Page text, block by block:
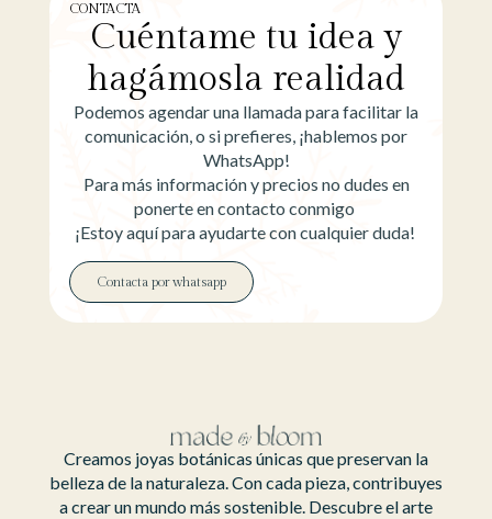
CONTACTA
Cuéntame tu idea y
hagámosla realidad
Podemos agendar una llamada para facilitar la
comunicación, o si prefieres, ¡hablemos por
WhatsApp!
Para más información y precios no dudes en
ponerte en contacto conmigo
¡Estoy aquí para ayudarte con cualquier duda!
Contacta por whatsapp
Creamos joyas botánicas únicas que preservan la
belleza de la naturaleza. Con cada pieza, contribuyes
a crear un mundo más sostenible. Descubre el arte